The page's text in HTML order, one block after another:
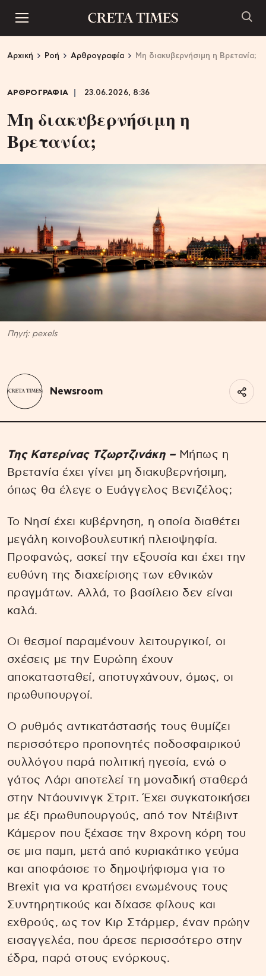
Αρχική Ροή Αρθρογραφία Μη διακυβερνήσιμη η Βρετανία;
ΑΡΘΡΟΓΡΑΦΙΑ 23.06.2026, 8:36
Μη διακυβερνήσιμη η
Βρετανία;
Πηγή: pexels
Newsroom
Της Κατερίνας Τζωρτζινάκη –Μήπως η
Βρετανία έχει γίνει μη διακυβερνήσιμη,
όπως θα έλεγε ο Ευάγγελος Βενιζέλος;
Το Νησί έχει κυβέρνηση, η οποία διαθέτει
μεγάλη κοινοβουλευτική πλειοψηφία.
Προφανώς, ασκεί την εξουσία και έχει την
ευθύνη της διαχείρισης των εθνικών
πραγμάτων. Αλλά, το βασίλειο δεν είναι
καλά.
Οι θεσμοί παραμένουν λειτουργικοί, οι
σχέσεις με την Ευρώπη έχουν
αποκατασταθεί, αποτυγχάνουν, όμως, οι
πρωθυπουργοί.
Ο ρυθμός αντικατάστασής τους θυμίζει
περισσότερο προπονητές ποδοσφαιρικού
συλλόγου παρά πολιτική ηγεσία, ενώ ο
γάτος Λάρι αποτελεί τη μοναδική σταθερά
στην Ντάουνινγκ Στριτ. Έχει συγκατοικήσει
με έξι πρωθυπουργούς, από τον Nτέιβιντ
Κάμερον που ξέχασε την 8χρονη κόρη του
σε μια παμπ, μετά από κυριακάτικο γεύμα
και αποφάσισε το δημοψήφισμα για το
Brexit για να κρατήσει ενωμένους τους
Συντηρητικούς και δίχασε φίλους και
εχθρούς, ως τον Κιρ Στάρμερ, έναν πρώην
εισαγγελέα, που άρεσε περισσότερο στην
έδρα, παρά στους ενόρκους.